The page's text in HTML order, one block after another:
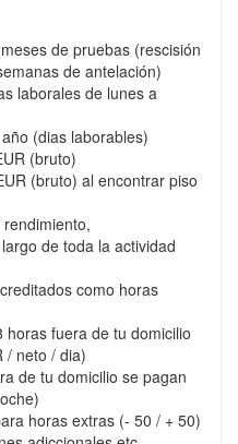
de pruebas (rescisión
de antelación)
laborales de lunes a
(dias laborables)
(bruto)
(bruto) al encontrar piso
de toda la actividad
como horas
fuera de tu domicilio
/ neto / dia)
de tu domicilio se pagan
horas extras (- 50 / + 50)